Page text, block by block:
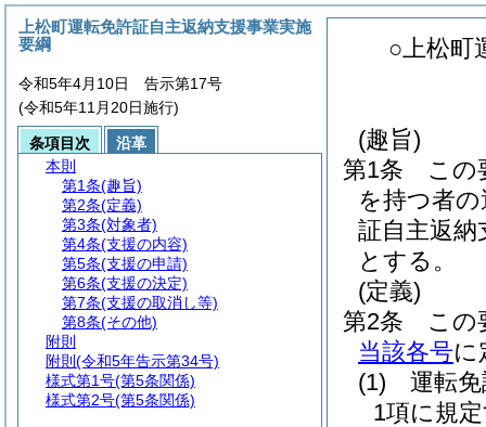
○上松町
(趣旨)
第1条
この
を持つ者
証自主返
とする。
(定義)
第2条
この
当該各号に
(1)
運転
1項に規
上松町運転免許証自主返納支援事業実施
要綱
令和5年4月10日 告示第17号
(令和5年11月20日施行)
条項目次
沿革
本則
第1条(趣旨)
第2条(定義)
第3条(対象者)
第4条(支援の内容)
第5条(支援の申請)
第6条(支援の決定)
第7条(支援の取消し等)
第8条(その他)
附則
附則 (令和5年告示第34号)
様式第1号(第5条関係)
様式第2号(第5条関係)